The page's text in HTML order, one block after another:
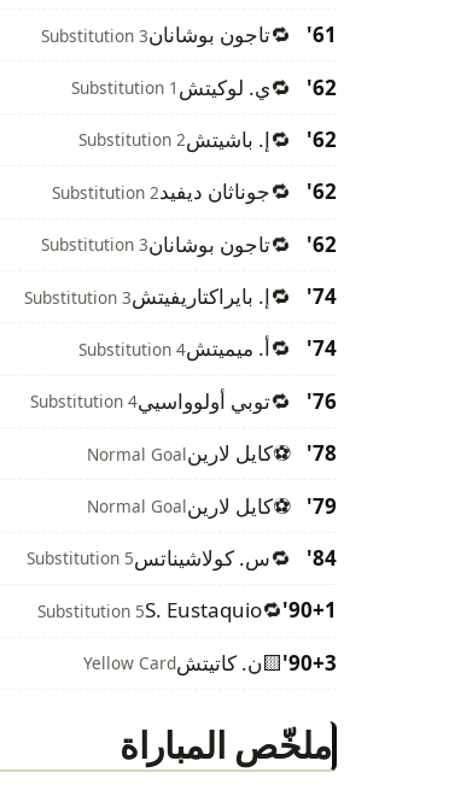
61'
🔁تاجون بوشانانSubstitution 3
62'
🔁ي. لوكيتش Substitution 1
62'
🔁إ. باشيتشSubstitution 2
62'
🔁جوناثان ديفيدSubstitution 2
62'
🔁تاجون بوشانانSubstitution 3
74'
🔁إ. بايراكتاريفيتشSubstitution 3
74'
🔁أ. ميميتشSubstitution 4
76'
🔁توبي أولوواسييSubstitution 4
78'
⚽كايل لارينNormal Goal
79'
⚽كايل لارينNormal Goal
84'
🔁س. كولاشيناتسSubstitution 5
90+1'
🔁
S. Eustaquio
Substitution 5
90+3'
🟨ن. كاتيتشYellow Card
ملخّص المباراة